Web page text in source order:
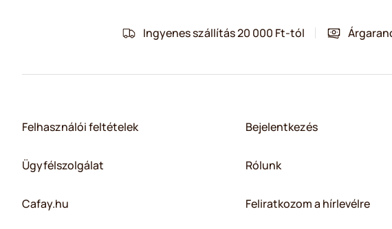
Ingyenes szállítás 20 000 Ft-tól
Felhasználói feltételek
Ügyfélszolgálat
Cafay.hu
Bejelentkezés
Rólunk
Feliratkozom a hírlevélre